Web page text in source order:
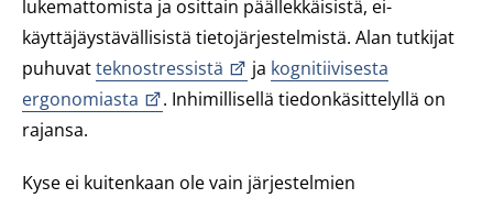
lukemattomista ja osittain päällekkäisistä, ei-
käyttäjäystävällisistä tietojärjestelmistä. Alan tutkijat
puhuvatteknostressistä ja kognitiivisesta
ergonomiasta
. Inhimillisellä tiedonkäsittelyllä on
rajansa.
Kyse ei kuitenkaan ole vain järjestelmien